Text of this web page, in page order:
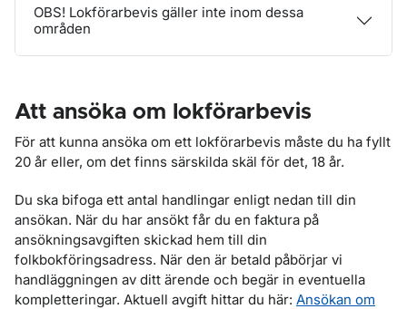
OBS! Lokförarbevis gäller inte inom dessa
områden
Att ansöka om lokförarbevis
För att kunna ansöka om ett lokförarbevis måste du ha fyllt
20 år eller, om det finns särskilda skäl för det, 18 år.
Du ska bifoga ett antal handlingar enligt nedan till din
ansökan. När du har ansökt får du en faktura på
ansökningsavgiften skickad hem till din
folkbokföringsadress. När den är betald påbörjar vi
handläggningen av ditt ärende och begär in eventuella
kompletteringar. Aktuell avgift hittar du här: Ansökan om